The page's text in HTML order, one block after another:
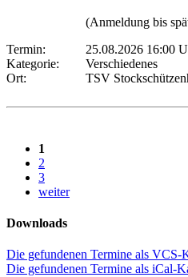
(Anmeldung bis
Termin:
25.08.2026 16:00
Kategorie:
Verschiedenes
Ort:
TSV
1
2
3
weiter
Downloads
Die gefundenen Termine als VCS-
Die gefundenen Termine als iCal-